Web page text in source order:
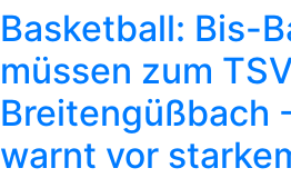
Basketball: Bis-
müssen zum
Breitengüßbach
warnt vor